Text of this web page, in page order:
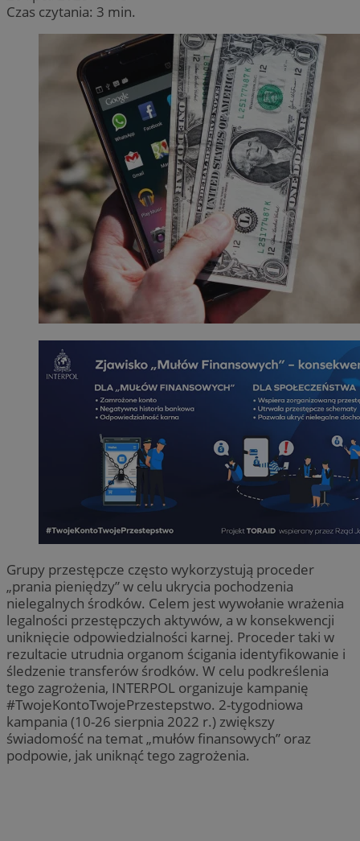
Czas czytania: 3 min.
Grupy przestępcze często wykorzystują proceder
„prania pieniędzy” w celu ukrycia pochodzenia
nielegalnych środków. Celem jest wywołanie wrażenia
legalności przestępczych aktywów, a w konsekwencji
uniknięcie odpowiedzialności karnej. Proceder taki w
rezultacie utrudnia organom ścigania identyfikowanie i
śledzenie transferów środków. W celu podkreślenia
tego zagrożenia, INTERPOL organizuje kampanię
#TwojeKontoTwojePrzestepstwo. 2-tygodniowa
kampania (10-26 sierpnia 2022 r.) zwiększy
świadomość na temat „mułów finansowych” oraz
podpowie, jak uniknąć tego zagrożenia.